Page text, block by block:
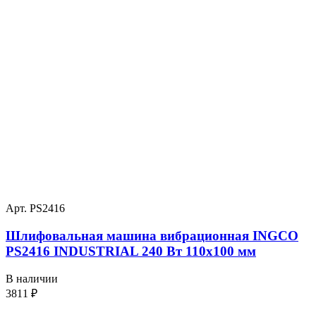
Арт. PS2416
Шлифовальная машина вибрационная INGCO
PS2416 INDUSTRIAL 240 Вт 110х100 мм
В наличии
3811 ₽